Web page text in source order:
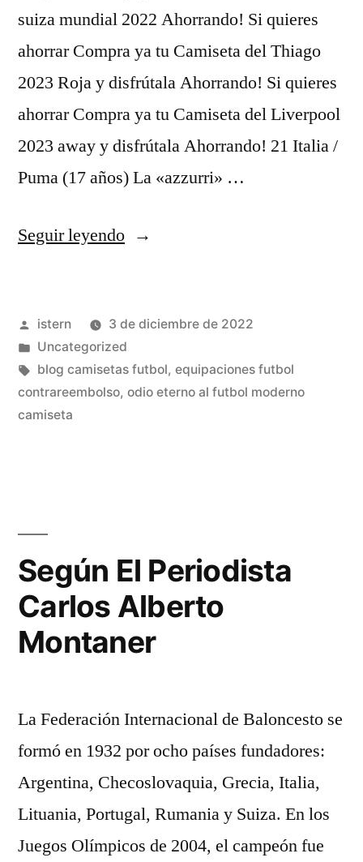
suiza mundial 2022 Ahorrando! Si quieres
ahorrar Compra ya tu Camiseta del Thiago
2023 Roja y disfrútala Ahorrando! Si quieres
ahorrar Compra ya tu Camiseta del Liverpool
2023 away y disfrútala Ahorrando! 21 Italia /
Puma (17 años) La «azzurri» …
Seguir leyendo«camisetas
2020»
Publicado
por
istern
3 de diciembre de 2022
Publicado
en
Uncategorized
Etiquetas:
blog camisetas futbol, equipaciones futbol
contrareembolso, odio eterno al futbol moderno
camiseta
Según El Periodista
Carlos Alberto
Montaner
La Federación Internacional de Baloncesto se
formó en 1932 por ocho países fundadores:
Argentina, Checoslovaquia, Grecia, Italia,
Lituania, Portugal, Rumania y Suiza. En los
Juegos Olímpicos de 2004, el campeón fue